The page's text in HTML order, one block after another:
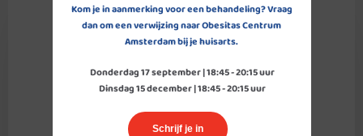
Afvallen met
medicijnen
BMI vanaf 27
Vanaf 18 jaar
Kom je in aanmerking voor een behandeling? Vraag
dan om een verwijzing naar Obesitas Centrum
Amsterdam bij je huisarts.
Schrijf je in
Donderdag 17 september | 18:45 - 20:15 uur
Dinsdag 15 december | 18:45 - 20:15 uur